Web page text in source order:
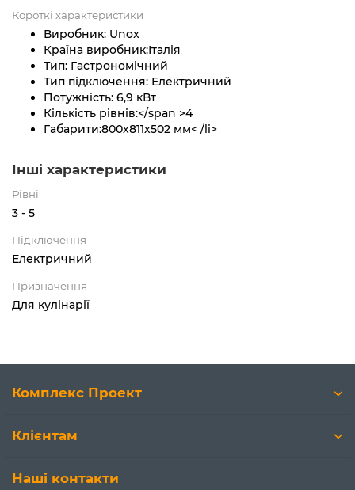
Короткі характеристики
Виробник: Unox
Країна виробник:Італія
Тип: Гастрономічний
Тип підключення: Електричний
Потужність: 6,9 кВт
Кількість рівнів:</span >4
Габарити:800х811х502 мм< /li>
Інші характеристики
Рівні
3 - 5
Підключення
Електричний
Призначення
Для кулінарії
Комплекс Проект
Клієнтам
Наші контакти